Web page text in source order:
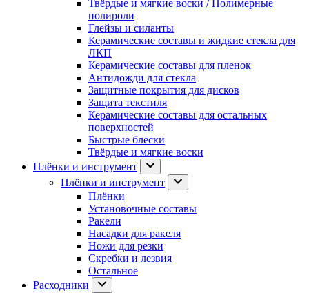
Твёрдые и мягкие воски / Полимерные
полироли
Глейзы и силанты
Керамические составы и жидкие стекла для
ЛКП
Керамические составы для пленок
Антидожди для стекла
Защитные покрытия для дисков
Защита текстиля
Керамические составы для остальных
поверхностей
Быстрые блески
Твёрдые и мягкие воски
Плёнки и инструмент
Плёнки и инструмент
Плёнки
Установочные составы
Ракели
Насадки для ракеля
Ножи для резки
Скребки и лезвия
Остальное
Расходники